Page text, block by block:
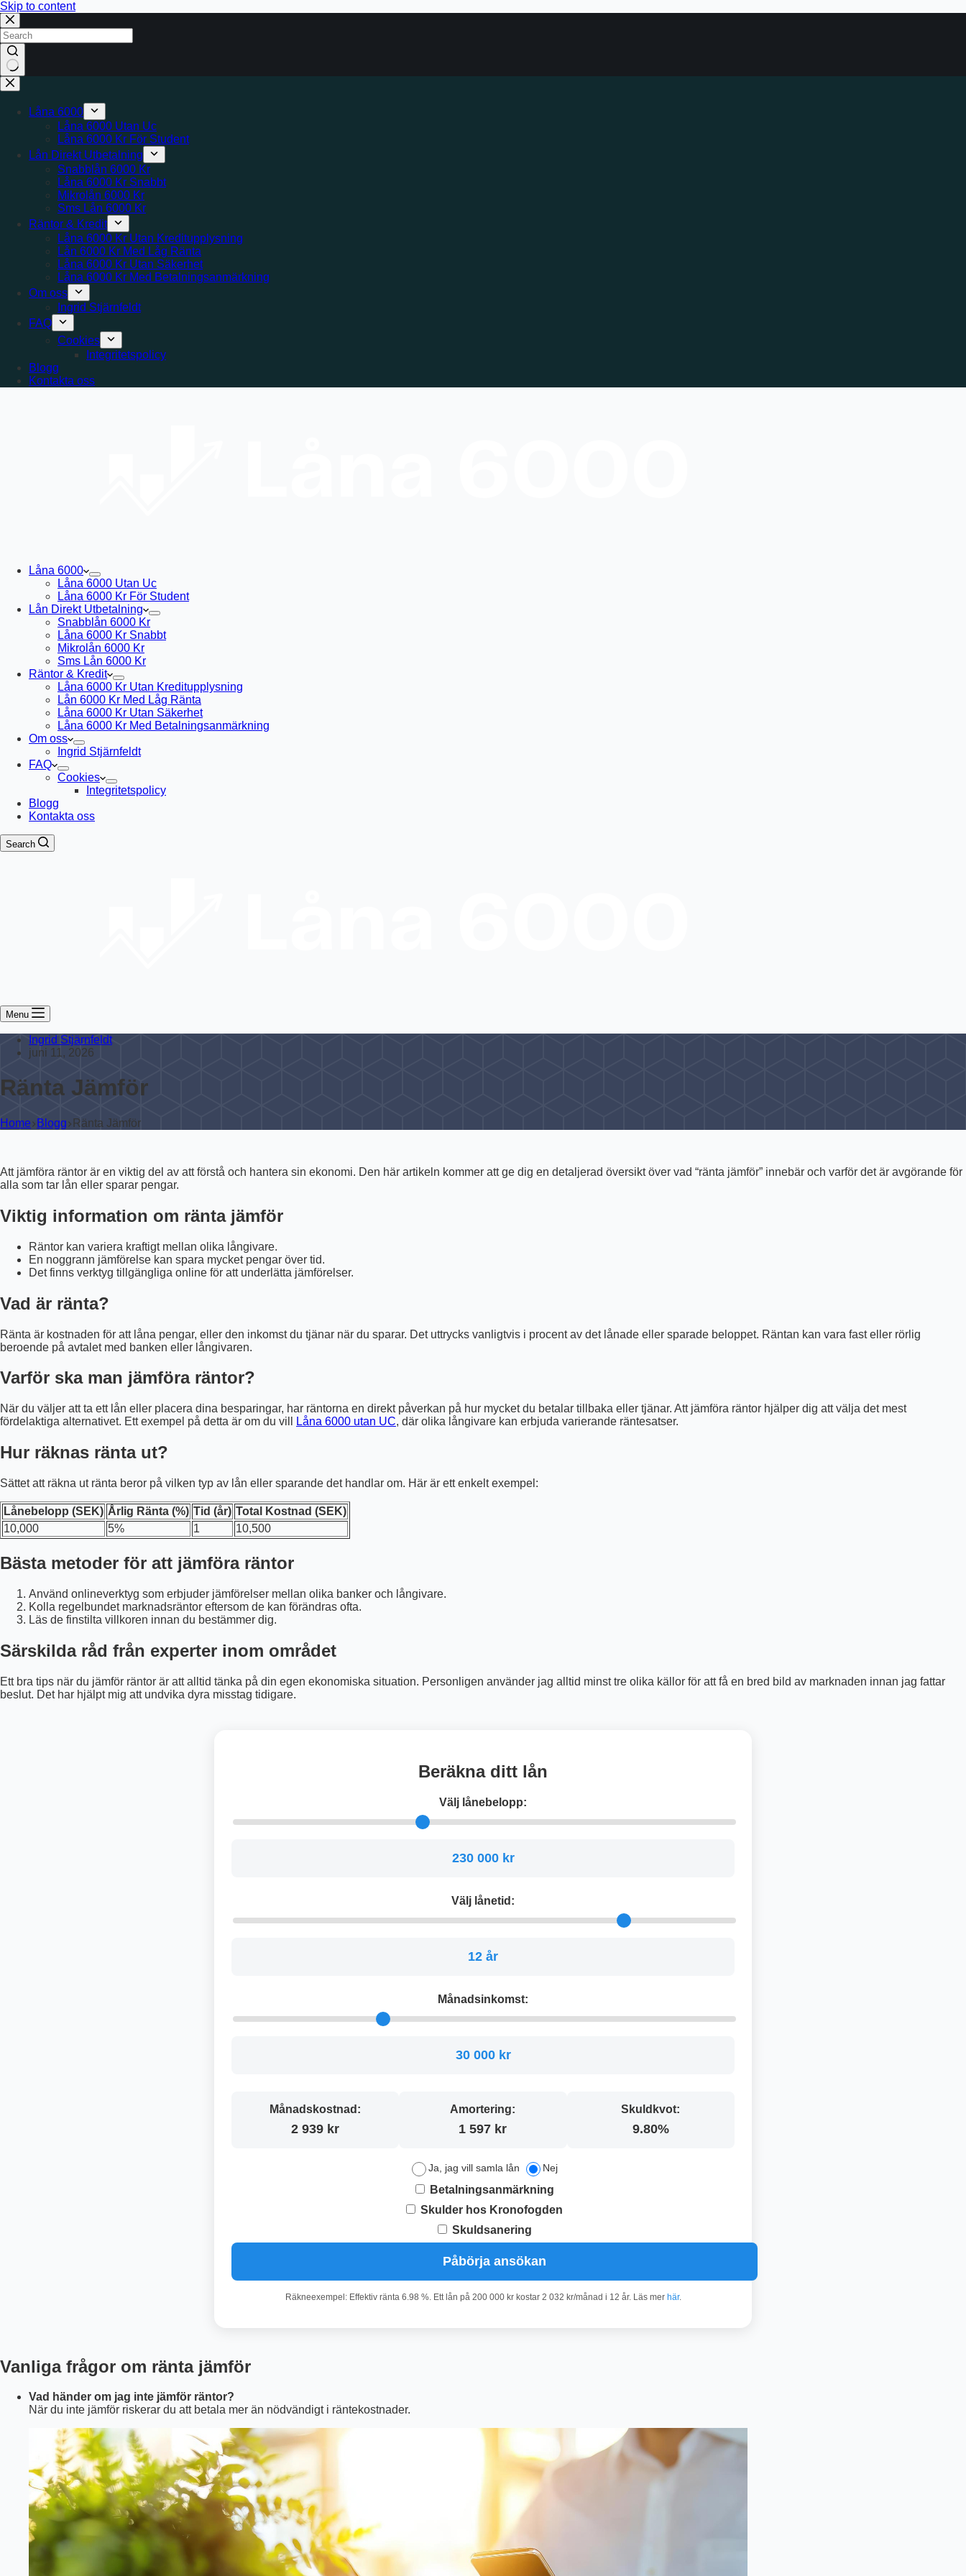
Skip to content
No
results
Låna 6000
Låna 6000 Utan Uc
Låna 6000 Kr För Student
Lån Direkt Utbetalning
Snabblån 6000 Kr
Låna 6000 Kr Snabbt
Mikrolån 6000 Kr
Sms Lån 6000 Kr
Räntor & Kredit
Låna 6000 Kr Utan Kreditupplysning
Lån 6000 Kr Med Låg Ränta
Låna 6000 Kr Utan Säkerhet
Låna 6000 Kr Med Betalningsanmärkning
Om oss
Ingrid Stjärnfeldt
FAQ
Cookies
Integritetspolicy
Blogg
Kontakta oss
Låna 6000
Låna 6000 Utan Uc
Låna 6000 Kr För Student
Lån Direkt Utbetalning
Snabblån 6000 Kr
Låna 6000 Kr Snabbt
Mikrolån 6000 Kr
Sms Lån 6000 Kr
Räntor & Kredit
Låna 6000 Kr Utan Kreditupplysning
Lån 6000 Kr Med Låg Ränta
Låna 6000 Kr Utan Säkerhet
Låna 6000 Kr Med Betalningsanmärkning
Om oss
Ingrid Stjärnfeldt
FAQ
Cookies
Integritetspolicy
Blogg
Kontakta oss
Search
Menu
Ingrid Stjärnfeldt
juni 11, 2026
Ränta Jämför
Home Blogg Ränta Jämför
Att jämföra räntor är en viktig del av att förstå och hantera sin ekonomi. Den här artikeln kommer att ge dig en detaljerad översikt över vad “ränta jämför” innebär och varför det är avgörande för
alla som tar lån eller sparar pengar.
Viktig information om ränta jämför
Räntor kan variera kraftigt mellan olika långivare.
En noggrann jämförelse kan spara mycket pengar över tid.
Det finns verktyg tillgängliga online för att underlätta jämförelser.
Vad är ränta?
Ränta är kostnaden för att låna pengar, eller den inkomst du tjänar när du sparar. Det uttrycks vanligtvis i procent av det lånade eller sparade beloppet. Räntan kan vara fast eller rörlig
beroende på avtalet med banken eller långivaren.
Varför ska man jämföra räntor?
När du väljer att ta ett lån eller placera dina besparingar, har räntorna en direkt påverkan på hur mycket du betalar tillbaka eller tjänar. Att jämföra räntor hjälper dig att välja det mest
fördelaktiga alternativet. Ett exempel på detta är om du vill
Låna 6000 utan UC, där olika långivare kan erbjuda varierande räntesatser.
Hur räknas ränta ut?
Sättet att räkna ut ränta beror på vilken typ av lån eller sparande det handlar om. Här är ett enkelt exempel:
Lånebelopp (SEK) Årlig Ränta (%) Tid (år) Total Kostnad (SEK)
10,000
5% 1 10,500
Bästa metoder för att jämföra räntor
Använd onlineverktyg som erbjuder jämförelser mellan olika banker och långivare.
Kolla regelbundet marknadsräntor eftersom de kan förändras ofta.
Läs de finstilta villkoren innan du bestämmer dig.
Särskilda råd från experter inom området
Ett bra tips när du jämför räntor är att alltid tänka på din egen ekonomiska situation. Personligen använder jag alltid minst tre olika källor för att få en bred bild av marknaden innan jag fattar
beslut. Det har hjälpt mig att undvika dyra misstag tidigare.
Beräkna ditt lån
Välj lånebelopp:
230 000 kr
Välj lånetid:
12 år
Månadsinkomst:
30 000 kr
Månadskostnad:
2 939 kr
Amortering:
1 597 kr
Skuldkvot:
9.80%
Ja, jag vill samla lån Nej
Betalningsanmärkning
Skulder hos Kronofogden
Skuldsanering
Påbörja ansökan
Räkneexempel: Effektiv ränta 6.98 %. Ett lån på 200 000 kr kostar 2 032 kr/månad i 12 år. Läs mer här.
Vanliga frågor om ränta jämför
Vad händer om jag inte jämför räntor?
När du inte jämför riskerar du att betala mer än nödvändigt i räntekostnader.